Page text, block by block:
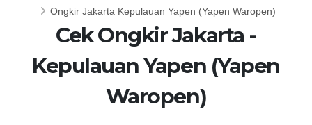
Ongkir Jakarta Kepulauan Yapen (Yapen Waropen)
Cek Ongkir Jakarta -
Kepulauan Yapen (Yapen
Waropen)